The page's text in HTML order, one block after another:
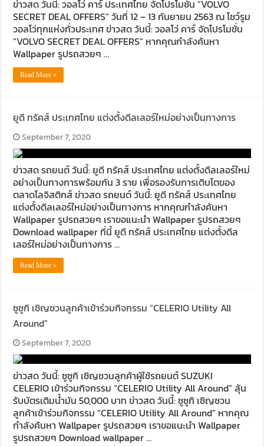
ข่าวสด วันนี้: วอลโว่ คาร์ ประเทศไทย จัดโปรโมชั่น “VOLVO
SECRET DEAL OFFERS” วันที่ 12 – 13 กันยายน 2563 ณ โชว์รูม
วอลโว่ทุกแห่งทั่วประเทศ ข่าวสด วันนี้: วอลโว่ คาร์ จัดโปรโมชั่น
“VOLVO SECRET DEAL OFFERS” หากคุณกำลังค้นหา
Wallpaper รูปรถสวยๆ …
Read More »
ยูดี ทรัคส์ ประเทศไทย แต่งตั้งดีลเลอร์ใหม่อย่างเป็นทางการ
September 7, 2020
ข่าวสด รถยนต์ วันนี้: ยูดี ทรัคส์ ประเทศไทย แต่งตั้งดีลเลอร์ใหม่
อย่างเป็นทางการพร้อมกัน 3 ราย เพื่อรองรับการเติบโตของ
ตลาดโลจิสติกส์ ข่าวสด รถยนต์ วันนี้: ยูดี ทรัคส์ ประเทศไทย
แต่งตั้งดีลเลอร์ใหม่อย่างเป็นทางการ หากคุณกำลังค้นหา
Wallpaper รูปรถสวยๆ เราขอแนะนำ Wallpaper รูปรถสวยๆ
Download wallpaper ที่นี้ ยูดี ทรัคส์ ประเทศไทย แต่งตั้งดีล
เลอร์ใหม่อย่างเป็นทางการ …
Read More »
ซูซูกิ เชิญชวนลูกค้าเข้าร่วมกิจกรรม “CELERIO Utility All
Around”
September 7, 2020
ข่าวสด วันนี้: ซูซูกิ เชิญชวนลูกค้าผู้ใช้รถยนต์ SUZUKI
CELERIO เข้าร่วมกิจกรรม “CELERIO Utility All Around” ลุ้น
รับบัตรเติมน้ำมัน 50,000 บาท ข่าวสด วันนี้: ซูซูกิ เชิญชวน
ลูกค้าเข้าร่วมกิจกรรม “CELERIO Utility All Around” หากคุณ
กำลังค้นหา Wallpaper รูปรถสวยๆ เราขอแนะนำ Wallpaper
รูปรถสวยๆ Download wallpaper …